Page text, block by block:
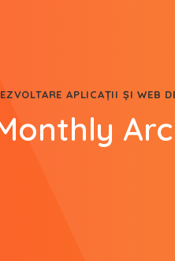
APLICAȚII ȘI WEB